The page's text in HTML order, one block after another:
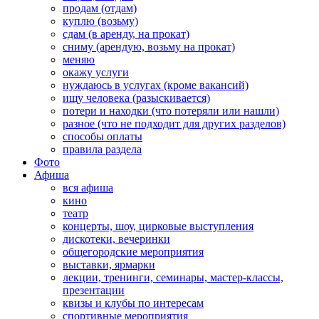
продам (отдам)
куплю (возьму)
сдам (в аренду, на прокат)
сниму (арендую, возьму на прокат)
меняю
окажу услуги
нуждаюсь в услугах (кроме вакансий)
ищу человека (разыскивается)
потери и находки (что потеряли или нашли)
разное (что не подходит для других разделов)
способы оплаты
правила раздела
Фото
Афиша
вся афиша
кино
театр
концерты, шоу, цирковые выступления
дискотеки, вечеринки
общегородские мероприятия
выставки, ярмарки
лекции, тренинги, семинары, мастер-классы,
презентации
квизы и клубы по интересам
спортивные мероприятия